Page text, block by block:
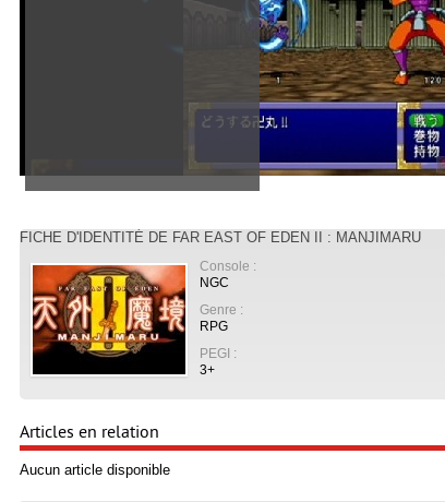
FICHE D'IDENTITÉ DE FAR EAST OF EDEN II : MANJIMARU
Console :
NGC
Genre :
RPG
PEGI :
3+
Articles en relation
Aucun article disponible